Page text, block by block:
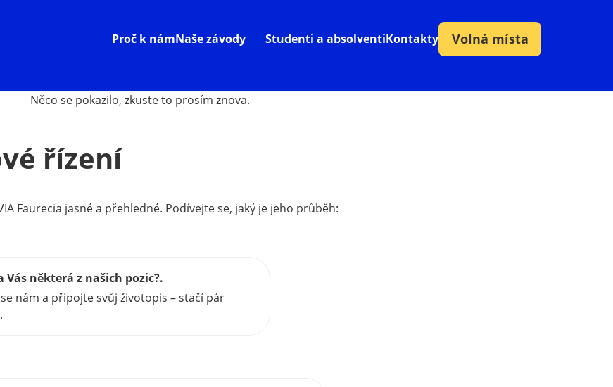
Proč k námNaše závody Studenti a absolventiKontakty Volná místa
Něco se pokazilo, zkuste to prosím znova.
řízení
Faurecia jasné a přehledné. Podívejte se, jaký je jeho průběh:
Vás některá z našich pozic?.
nám a připojte svůj životopis – stačí pár